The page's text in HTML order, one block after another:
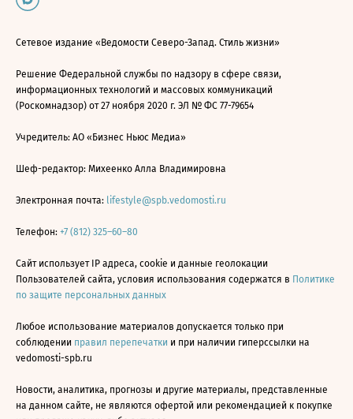
Сетевое издание «Ведомости Северо-Запад. Стиль жизни»
Решение Федеральной службы по надзору в сфере связи,
информационных технологий и массовых коммуникаций
(Роскомнадзор) от 27 ноября 2020 г. ЭЛ № ФС 77-79654
Учредитель: АО «Бизнес Ньюс Медиа»
Шеф-редактор: Михеенко Алла Владимировна
Электронная почта: lifestyle@spb.vedomosti.ru
Телефон: +7 (812) 325–60–80
Сайт использует IP адреса, cookie и данные геолокации
Пользователей сайта, условия использования содержатся в Политике
по защите персональных данных
Любое использование материалов допускается только при
соблюдении правил перепечатки и при наличии гиперссылки на
vedomosti-spb.ru
Новости, аналитика, прогнозы и другие материалы, представленные
на данном сайте, не являются офертой или рекомендацией к покупке